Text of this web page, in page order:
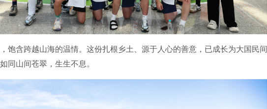
跨越山海的温情。这份扎根乡土、源于人心的善意，已成长为大国民间
同山间苍翠，生生不息。